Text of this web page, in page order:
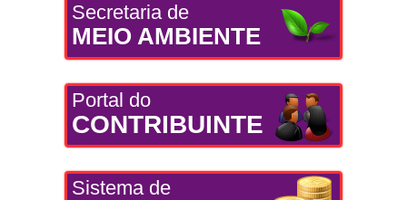
Secretaria de
MEIO AMBIENTE
Portal do
CONTRIBUINTE
Sistema de